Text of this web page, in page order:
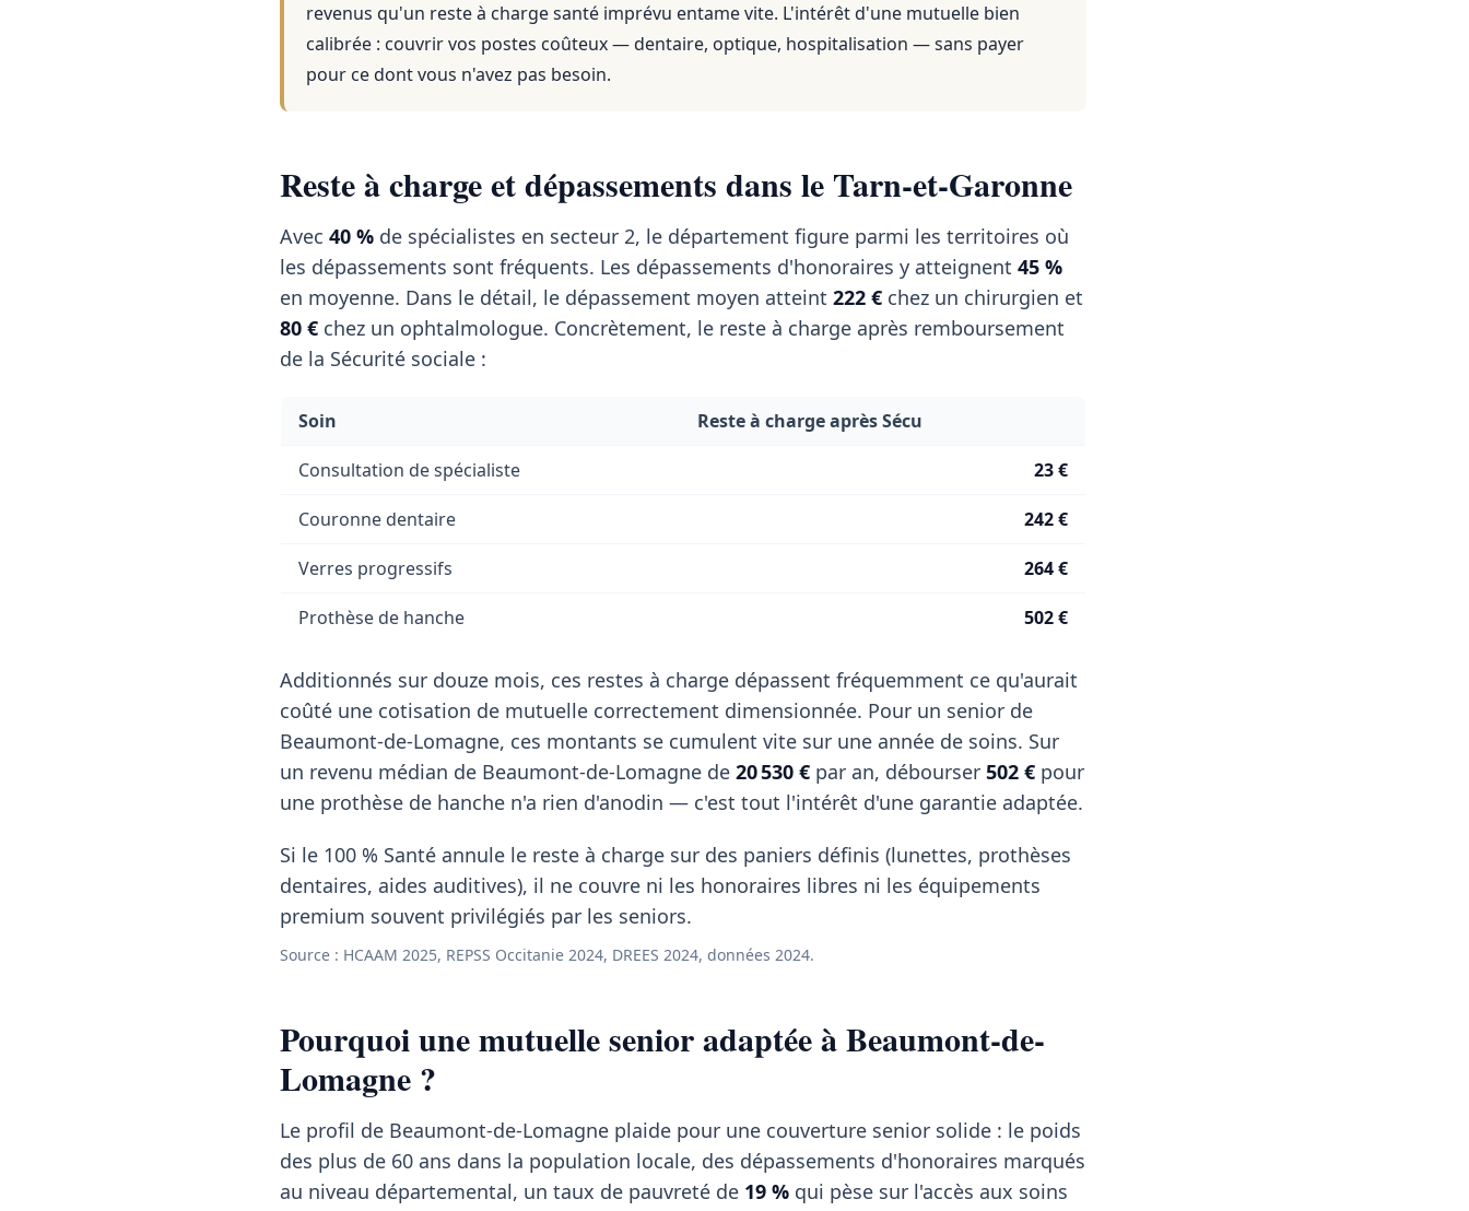
revenus qu'un reste à charge santé imprévu entame vite. L'intérêt d'une mutuelle bien
calibrée : couvrir vos postes coûteux — dentaire, optique, hospitalisation — sans payer
pour ce dont vous n'avez pas besoin.
Reste à charge et dépassements dans le Tarn-et-Garonne
Avec 40 % de spécialistes en secteur 2, le département figure parmi les territoires où
les dépassements sont fréquents. Les dépassements d'honoraires y atteignent 45 %
en moyenne. Dans le détail, le dépassement moyen atteint 222 € chez un chirurgien et
80 € chez un ophtalmologue. Concrètement, le reste à charge après remboursement
de la Sécurité sociale :
Soin Reste à charge après Sécu
Consultation de spécialiste 23 €
Couronne dentaire 242 €
Verres progressifs 264 €
Prothèse de hanche 502 €
Additionnés sur douze mois, ces restes à charge dépassent fréquemment ce qu'aurait
coûté une cotisation de mutuelle correctement dimensionnée. Pour un senior de
Beaumont-de-Lomagne, ces montants se cumulent vite sur une année de soins. Sur
un revenu médian de Beaumont-de-Lomagne de 20 530 € par an, débourser 502 € pour
une prothèse de hanche n'a rien d'anodin — c'est tout l'intérêt d'une garantie adaptée.
Si le 100 % Santé annule le reste à charge sur des paniers définis (lunettes, prothèses
dentaires, aides auditives), il ne couvre ni les honoraires libres ni les équipements
premium souvent privilégiés par les seniors.
Source : HCAAM 2025, REPSS Occitanie 2024, DREES 2024, données 2024.
Pourquoi une mutuelle senior adaptée à Beaumont-de-
Lomagne ?
Le profil de Beaumont-de-Lomagne plaide pour une couverture senior solide : le poids
des plus de 60 ans dans la population locale, des dépassements d'honoraires marqués
au niveau départemental, un taux de pauvreté de 19 % qui pèse sur l'accès aux soins